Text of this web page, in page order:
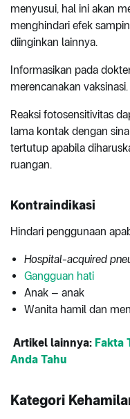
menyusui, hal ini akan
menghindari efek
diinginkan lainnya.
Informasikan pada
merencanakan vaksinasi.
Reaksi fotosensitivitas
lama kontak dengan
tertutup apabila
ruangan.
Kontraindikasi
Hindari penggunaan
Hospital-acquired
Gangguan hati
Anak – anak
Wanita hamil dan
Artikel lainnya: Fakta
Anda Tahu
Kategori